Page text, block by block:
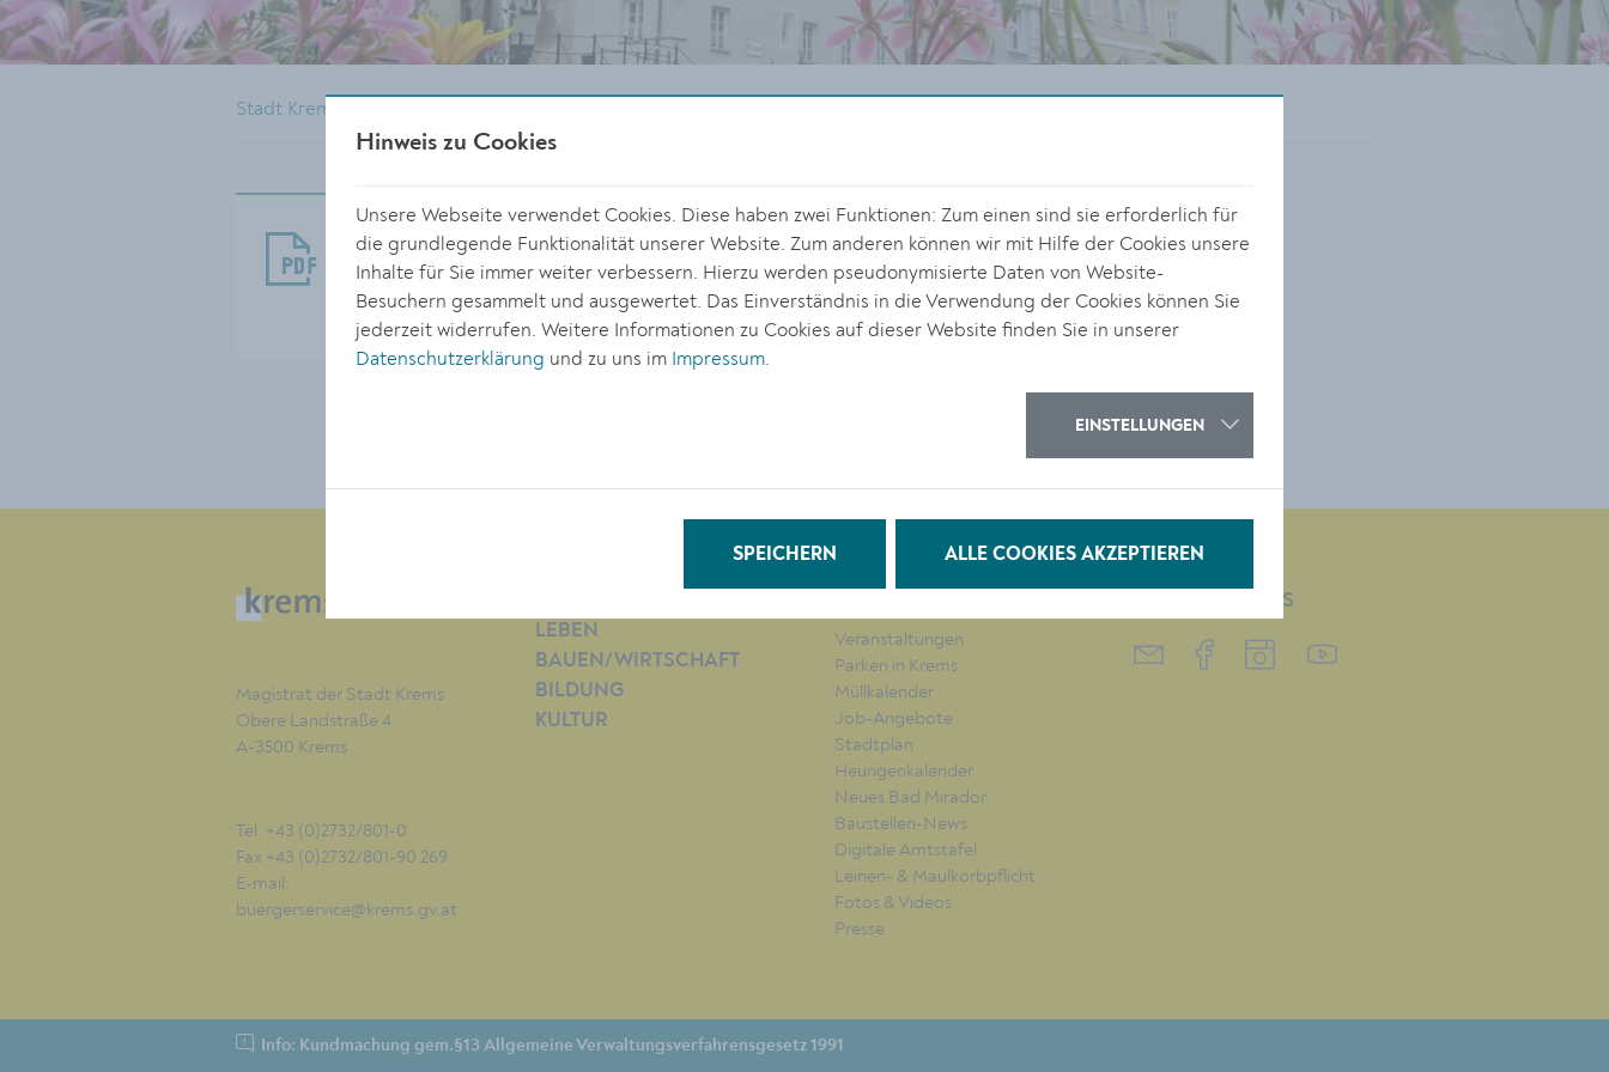
Stadt Krems
AWA_WEihnachten.pdf
167.27 KB
DOWNLOAD
Magistrat der Stadt Krems
Obere Landstraße 4
A-3500 Krems
Tel. +43 (0)2732/801-0
Fax +43 (0)2732/801-90 269
E-mail:
buergerservice@krems.gv.at
LEBEN
BAUEN/WIRTSCHAFT
BILDUNG
KULTUR
Veranstaltungen
Parken in Krems
Müllkalender
Job-Angebote
Stadtplan
Heurigenkalender
Neues Bad Mirador
Baustellen-News
Digitale Amtstafel
Leinen- & Maulkorbpflicht
Fotos & Videos
Presse
FOLGEN SIE UNS
Info: Kundmachung gem.§13 Allgemeine Verwaltungsverfahrensgesetz 1991
Hinweis zu Cookies
Unsere Webseite verwendet Cookies. Diese haben zwei Funktionen: Zum einen sind sie erforderlich für
die grundlegende Funktionalität unserer Website. Zum anderen können wir mit Hilfe der Cookies unsere
Inhalte für Sie immer weiter verbessern. Hierzu werden pseudonymisierte Daten von Website-
Besuchern gesammelt und ausgewertet. Das Einverständnis in die Verwendung der Cookies können Sie
jederzeit widerrufen. Weitere Informationen zu Cookies auf dieser Website finden Sie in unserer
Datenschutzerklärung und zu uns im Impressum.
EINSTELLUNGEN
SPEICHERN ALLE COOKIES AKZEPTIEREN